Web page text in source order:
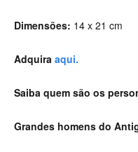
Dimensões: 14 x 21 cm
Adquira aqui.
Saiba quem são os
Grandes homens do